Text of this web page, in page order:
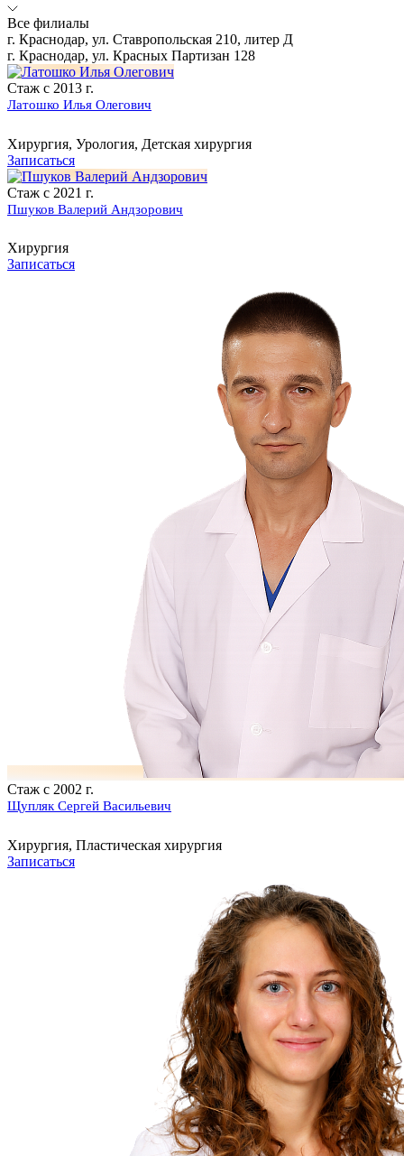
Все филиалы
г. Краснодар, ул. Ставропольская 210, литер Д
г. Краснодар, ул. Красных Партизан 128
Стаж с 2013 г.
Латошко Илья Олегович
Хирургия, Урология, Детская хирургия
Записаться
Стаж с 2021 г.
Пшуков Валерий Андзорович
Хирургия
Записаться
Стаж с 2002 г.
Щупляк Сергей Васильевич
Хирургия, Пластическая хирургия
Записаться